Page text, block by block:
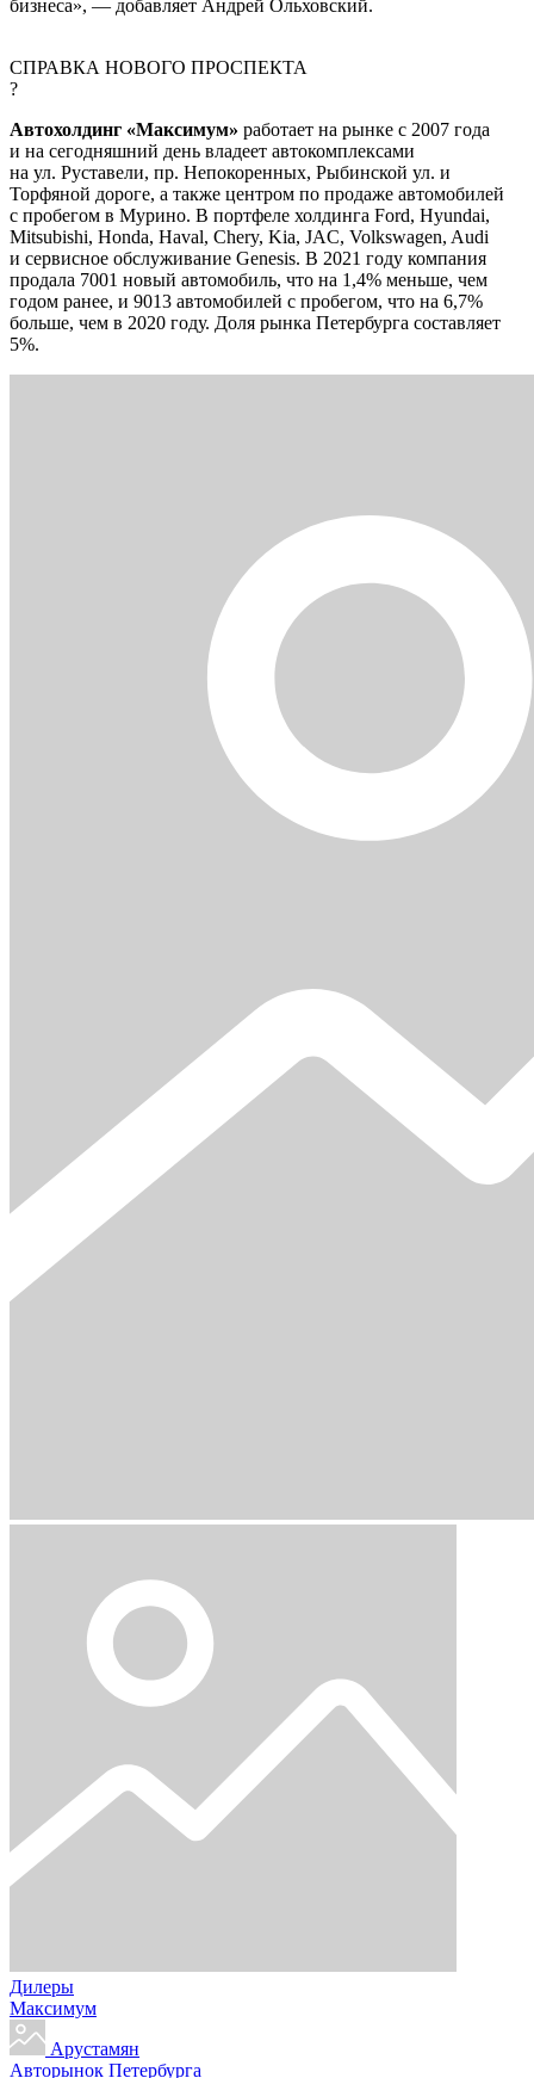
бизнеса», — добавляет Андрей Ольховский.
СПРАВКА НОВОГО ПРОСПЕКТА
?
Автохолдинг «Максимум» работает на рынке с 2007 года
и на сегодняшний день владеет автокомплексами
на ул. Руставели, пр. Непокоренных, Рыбинской ул. и
Торфяной дороге, а также центром по продаже автомобилей
с пробегом в Мурино. В портфеле холдинга Ford, Hyundai,
Mitsubishi, Honda, Haval, Chery, Kia, JAC, Volkswagen, Audi
и сервисное обслуживание Genesis. В 2021 году компания
продала 7001 новый автомобиль, что на 1,4% меньше, чем
годом ранее, и 9013 автомобилей с пробегом, что на 6,7%
больше, чем в 2020 году. Доля рынка Петербурга составляет
5%.
Дилеры
Максимум
Арустамян
Авторынок Петербурга